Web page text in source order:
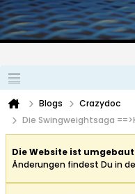
Blogs
Crazydoc
Die Swingweightsaga
Die Website ist
Änderungen findest Du in